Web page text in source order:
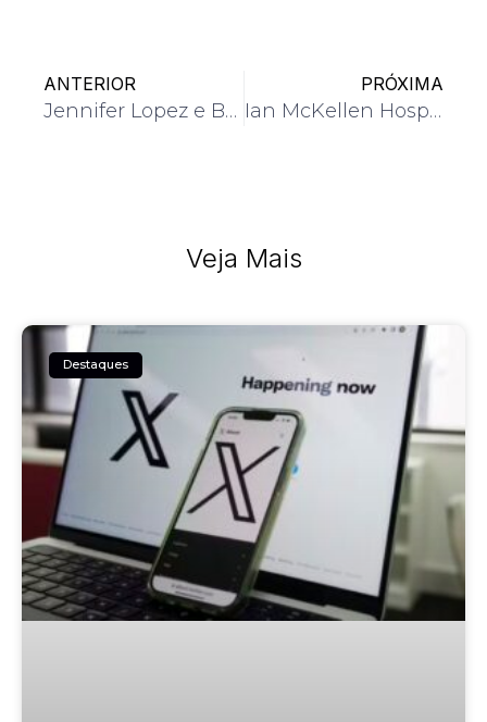
ANTERIOR
Jennifer Lopez e Ben Affleck em Crise no Casamento
PRÓXIMA
Ian McKellen Hospitalizado Após Acidente no Palco
Veja Mais
Destaques